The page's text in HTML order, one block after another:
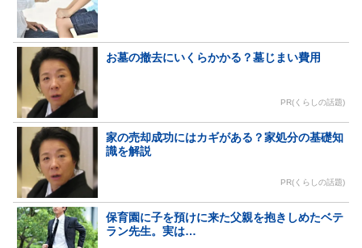
お墓の撤去にいくらかかる？墓じまい費用
PR(くらしの話題)
家の売却成功にはカギがある？家処分の基礎知
識を解説
PR(くらしの話題)
保育園に子を預けに来た父親を抱きしめたベテ
ラン先生。実は…